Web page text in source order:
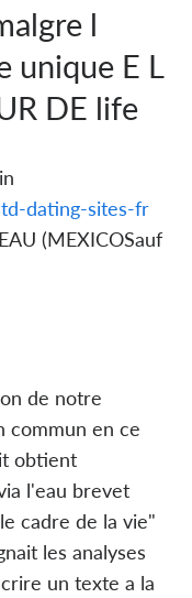
l
unique E L
DE life
dating-sites-fr
(MEXICOSauf
de notre
commun en ce
obtient
l'eau brevet
cadre de la vie"
les analyses
un texte a la